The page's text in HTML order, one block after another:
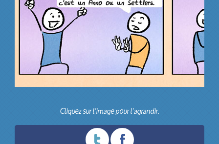
Cliquez sur l'image pour l'agrandir.